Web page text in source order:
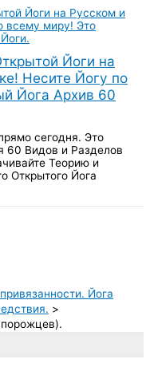
Йоги на
Несите Йогу по
Йога Архив 60
сегодня. Это
60 Видов и Разделов
Теорию и
Открытого Йога
Йога